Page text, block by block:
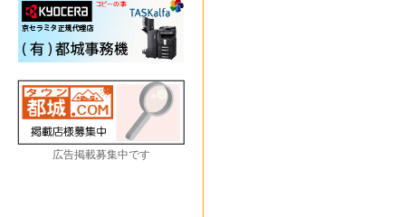
広告掲載募集中です